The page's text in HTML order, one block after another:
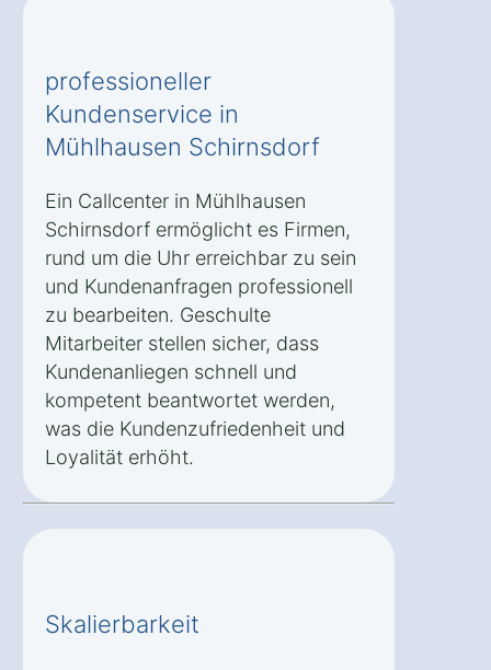
professioneller
Kundenservice in
Mühlhausen Schirnsdorf
Ein Callcenter in Mühlhausen
Schirnsdorf ermöglicht es Firmen,
rund um die Uhr erreichbar zu sein
und Kundenanfragen professionell
zu bearbeiten. Geschulte
Mitarbeiter stellen sicher, dass
Kundenanliegen schnell und
kompetent beantwortet werden,
was die Kundenzufriedenheit und
Loyalität erhöht.
Skalierbarkeit